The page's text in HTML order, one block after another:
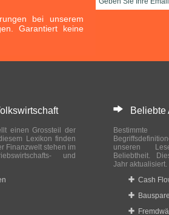
bei unserem
Garantiert keine
einen Grossteil der
Lexikon finden
Finanzwelt stehen im
und
Beliebte
unseren
Beliebtheit.
Jahr aktualisiert.
Cash